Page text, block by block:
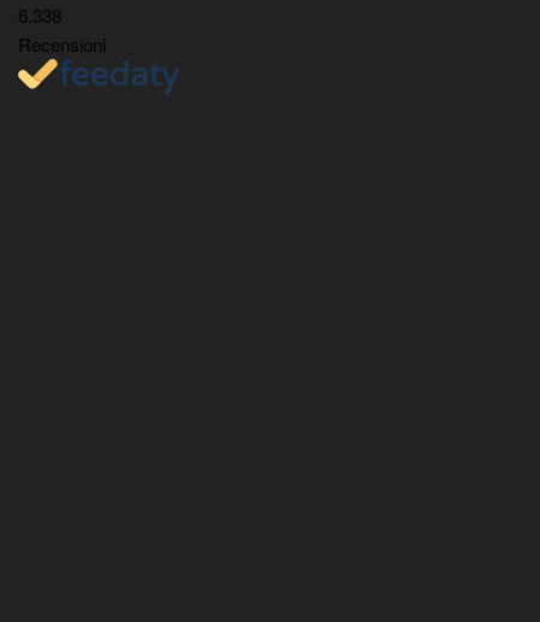
6.338
Recensioni